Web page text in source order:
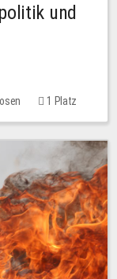
und
1 Platz